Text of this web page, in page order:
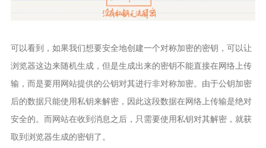
可以看到，如果我们想要安全地创建一个对称加密的密钥，可以让
浏览器这边来随机生成，但是生成出来的密钥不能直接在网络上传
输，而是要用网站提供的公钥对其进行非对称加密。由于公钥加密
后的数据只能使用私钥来解密，因此这段数据在网络上传输是绝对
安全的。而网站在收到消息之后，只需要使用私钥对其解密，就获
取到浏览器生成的密钥了。